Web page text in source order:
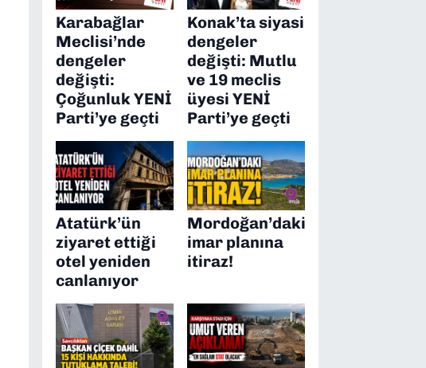
Karabağlar
Meclisi’nde
dengeler
değişti:
Çoğunluk YENİ
Parti’ye geçti
Konak’ta siyasi
dengeler
değişti: Mutlu
ve 19 meclis
üyesi YENİ
Parti’ye geçti
Atatürk’ün
ziyaret ettiği
otel yeniden
canlanıyor
Mordoğan’daki
imar planına
itiraz!